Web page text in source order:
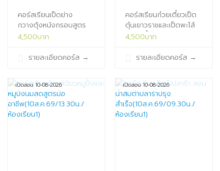
คอร์สเรียนเป็ดย่าง
กวางตุ้งหนังกรอบสูตร
เด็ดสำหรับเปิด
ห้องเรียน1)
4,500บาท
รายละเอียดคอร์ส →
คอร์สเรียนก๋วยเตี๋ยวเป็ด
ตุ๋นเยาวราชและเป็ดพะโล้
พร้อมน้ำ
ห้องเรียน1)
4,500บาท
รายละเอียดคอร์ส →
เปิดสอน 10-08-2026 เปิดสอน 10-08-2026